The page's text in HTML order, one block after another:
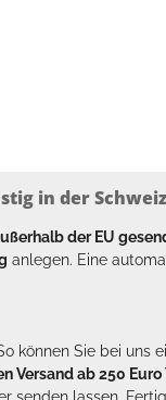
in der
der EU
anlegen. Eine
können Sie bei uns
Versand ab 250
senden lassen.